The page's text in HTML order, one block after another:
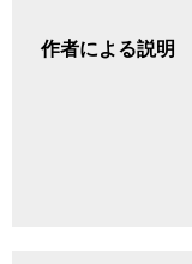
作者による説明